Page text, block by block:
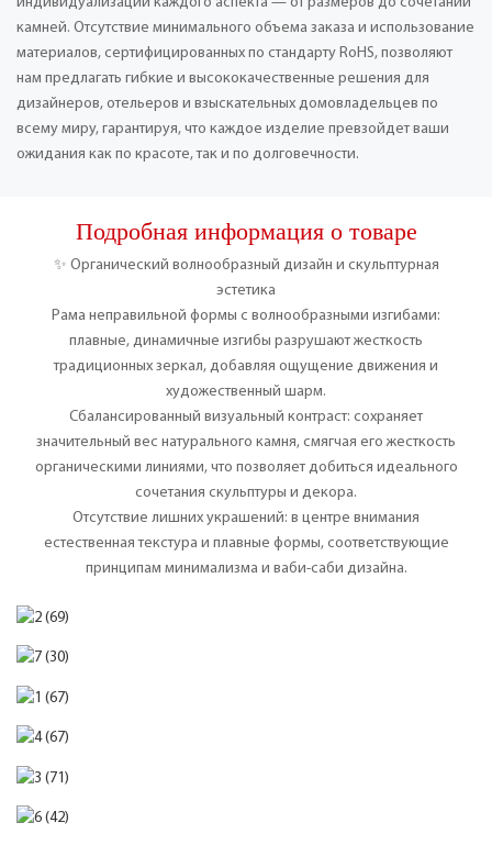
камней. Отсутствие минимального объема заказа и использование
материалов, сертифицированных по стандарту RoHS, позволяют
нам предлагать гибкие и высококачественные решения для
дизайнеров, отельеров и взыскательных домовладельцев по
всему миру, гарантируя, что каждое изделие превзойдет ваши
ожидания как по красоте, так и по долговечности.
Подробная информация о товаре
✨ Органический волнообразный дизайн и скульптурная
эстетика
Рама неправильной формы с волнообразными изгибами:
плавные, динамичные изгибы разрушают жесткость
традиционных зеркал, добавляя ощущение движения и
художественный шарм.
Сбалансированный визуальный контраст: сохраняет
значительный вес натурального камня, смягчая его жесткость
органическими линиями, что позволяет добиться идеального
сочетания скульптуры и декора.
Отсутствие лишних украшений: в центре внимания
естественная текстура и плавные формы, соответствующие
принципам минимализма и ваби-саби дизайна.